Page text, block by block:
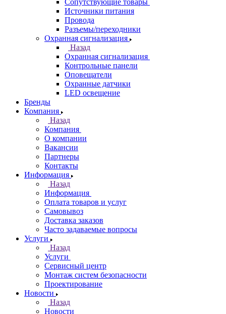
Сопутствующие товары
Источники питания
Провода
Разъемы/переходники
Охранная сигнализация
Назад
Охранная сигнализация
Контрольные панели
Оповещатели
Охранные датчики
LED освещение
Бренды
Компания
Назад
Компания
О компании
Вакансии
Партнеры
Контакты
Информация
Назад
Информация
Оплата товаров и услуг
Самовывоз
Доставка заказов
Часто задаваемые вопросы
Услуги
Назад
Услуги
Сервисный центр
Монтаж систем безопасности
Проектирование
Новости
Назад
Новости